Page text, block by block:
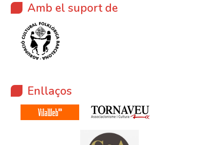
Amb el suport de
Enllaços